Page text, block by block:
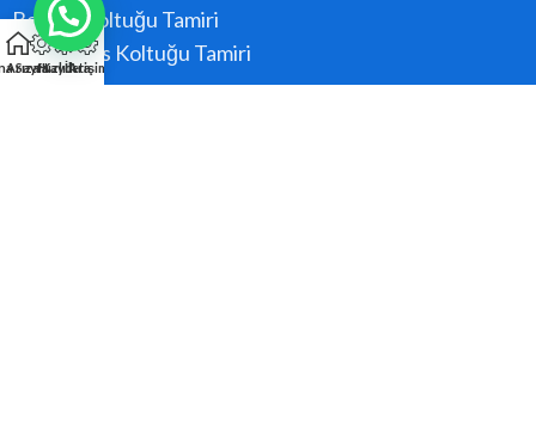
Berber Koltuğu Tamiri
Konferans Koltuğu Tamiri
Sayfa
Arıza Kaydı
Hızlı Ara
İletişim